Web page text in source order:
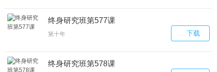
终身研究班第577课
第十年 下载
终身研究班第578课